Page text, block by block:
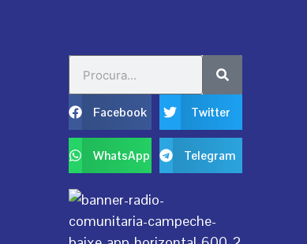
Search
Facebook Twitter
WhatsApp Telegram